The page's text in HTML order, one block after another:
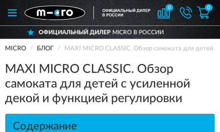
0 0
ДОСТАВИМПО ВСЕЙ РОССИИ
MICRO БЛОГ MAXI MICRO CLASSIC. Обзор самоката для детей
MAXI MICRO CLASSIC. Обзор
самоката для детей с усиленной
декой и функцией регулировки
Содержание